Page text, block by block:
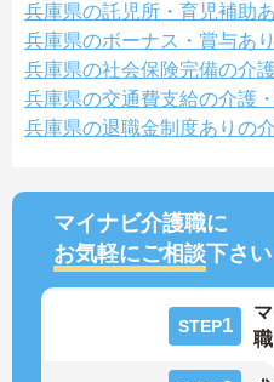
兵庫県の託児所・育児補助
兵庫県のボーナス・賞与あ
兵庫県の社会保険完備の介
兵庫県の交通費支給の介護
兵庫県の退職金制度ありの
マイナビ介護職に
お気軽にご相談下さい
STEP1